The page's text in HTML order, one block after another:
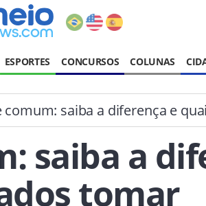
ESPORTES CONCURSOS COLUNAS
comum: saiba a diferença e
saiba a
tomar